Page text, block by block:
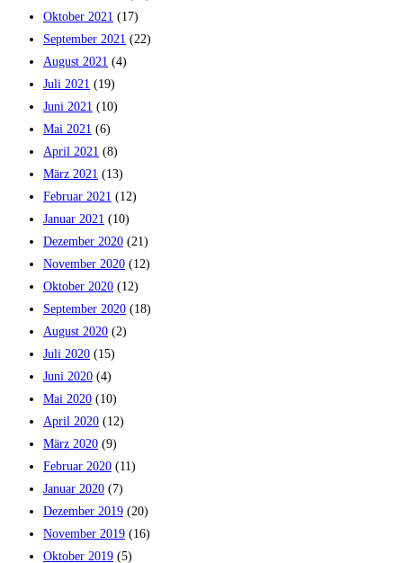
Oktober 2021 (17)
September 2021 (22)
August 2021 (4)
Juli 2021 (19)
Juni 2021 (10)
Mai 2021 (6)
April 2021 (8)
März 2021 (13)
Februar 2021 (12)
Januar 2021 (10)
Dezember 2020 (21)
November 2020 (12)
Oktober 2020 (12)
September 2020 (18)
August 2020 (2)
Juli 2020 (15)
Juni 2020 (4)
Mai 2020 (10)
April 2020 (12)
März 2020 (9)
Februar 2020 (11)
Januar 2020 (7)
Dezember 2019 (20)
November 2019 (16)
Oktober 2019 (5)